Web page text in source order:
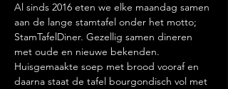
Al sinds 2016 eten we elke maandag samen
aan de lange stamtafel onder het motto;
StamTafelDiner. Gezellig samen dineren
met oude en nieuwe bekenden.
Huisgemaakte soep met brood vooraf en
daarna staat de tafel bourgondisch vol met